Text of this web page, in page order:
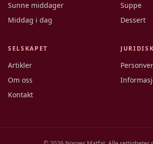
Sunne middager
Middag i dag
Suppe
Dessert
SELSKAPET
Artikler
Om oss
Kontakt
JURIDISK